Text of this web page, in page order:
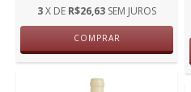
3X DE R$26,63 SEM JUROS
COMPRAR